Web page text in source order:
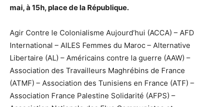
mai, à 15h, place de la République.
Agir Contre le Colonialisme Aujourd’hui (ACCA) – AFD
International – AILES Femmes du Maroc – Alternative
Libertaire (AL) – Américains contre la guerre (AAW) –
Association des Travailleurs Maghrébins de France
(ATMF) – Association des Tunisiens en France (ATF) –
Association France Palestine Solidarité (AFPS) –